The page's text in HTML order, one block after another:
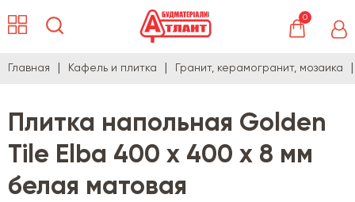
0
Главная Кафель и плитка Гранит, керамогранит, мозаика
Плитка напольная Golden
Tile Elba 400 х 400 х 8 мм
белая матовая